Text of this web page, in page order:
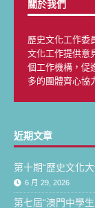
關於我們
歷史文化工作委
文化工作提供意
個工作機構，促
多的團體齊心協
近期文章
第十期“歷史文化
6 月 29, 2026
第七屆“澳門中學